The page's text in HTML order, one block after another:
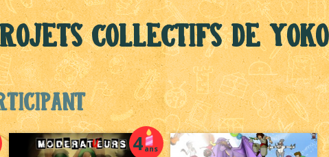
collectifs de Yoko
4 ans